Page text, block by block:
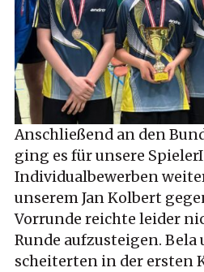
Anschließend an den
ging es für unsere
Individualbewerben
unserem Jan Kolbert
Vorrunde reichte leider
Runde aufzusteigen. Bela
scheiterten in der ersten